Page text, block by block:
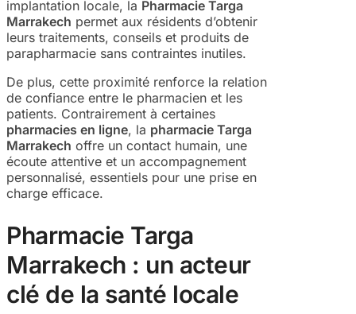
implantation locale, la Pharmacie Targa
Marrakech permet aux résidents d’obtenir
leurs traitements, conseils et produits de
parapharmacie sans contraintes inutiles.
De plus, cette proximité renforce la relation
de confiance entre le pharmacien et les
patients. Contrairement à certaines
pharmacies en ligne, la pharmacie Targa
Marrakech offre un contact humain, une
écoute attentive et un accompagnement
personnalisé, essentiels pour une prise en
charge efficace.
Pharmacie Targa
Marrakech : un acteur
clé de la santé locale